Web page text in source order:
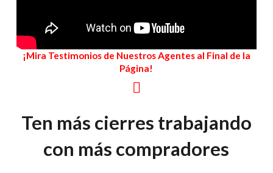
¡Mira Testimonios de Nuestros Agentes al Final de la
Página!
Ten más cierres trabajando
con más compradores